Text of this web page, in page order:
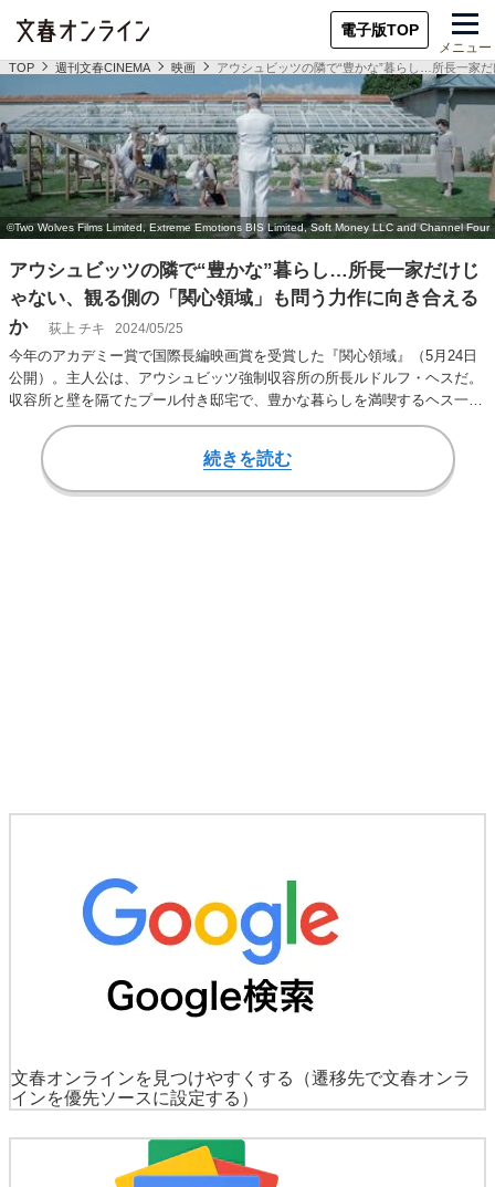
電子版TOP
メニュー
TOP 週刊文春CINEMA 映画 アウシュビッツの隣で“豊かな”暮らし…所長一家
アウシュビッツの隣で“豊かな”暮らし…所長一家だけじ
ゃない、観る側の「関心領域」も問う力作に向き合える
か
荻上 チキ 2024/05/25
今年のアカデミー賞で国際長編映画賞を受賞した『関心領域』（5月24日
公開）。主人公は、アウシュビッツ強制収容所の所長ルドルフ・ヘスだ。
収容所と壁を隔てたプール付き邸宅で、豊かな暮らしを満喫するヘス一
家。「壁の向こう…
続きを読む
文春オンラインを見つけやすくする
（遷移先で文春オンラ
インを優先ソースに設定する）